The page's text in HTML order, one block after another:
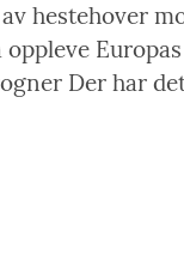
hestehover
oppleve
Der har